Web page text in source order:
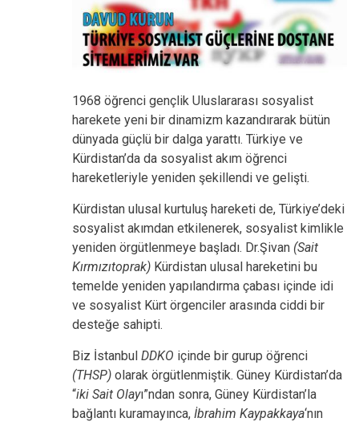
1968 öğrenci gençlik Uluslararası sosyalist
harekete yeni bir dinamizm kazandırarak bütün
dünyada güçlü bir dalga yarattı. Türkiye ve
Kürdistan’da da sosyalist akım öğrenci
hareketleriyle yeniden şekillendi ve gelişti.
Kürdistan ulusal kurtuluş hareketi de, Türkiye’deki
sosyalist akımdan etkilenerek, sosyalist kimlikle
yeniden örgütlenmeye başladı. Dr.Şivan (Sait
Kırmızıtoprak) Kürdistan ulusal hareketini bu
temelde yeniden yapılandırma çabası içinde idi
ve sosyalist Kürt örgenciler arasında ciddi bir
desteğe sahipti.
Biz İstanbul DDKO içinde bir gurup öğrenci
(THSP) olarak örgütlenmiştik. Güney Kürdistan’da
“iki Sait Olayı”ndan sonra, Güney Kürdistan’la
bağlantı kuramayınca, İbrahim Kaypakkaya‘nın